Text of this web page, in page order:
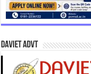
DAVIET Advt